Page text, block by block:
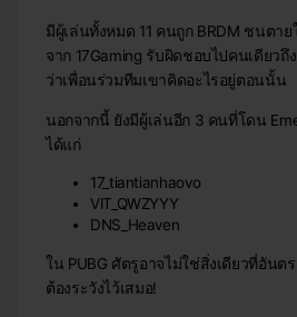
มีผู้เล่นทั้งหมด 11 คนถูก BRDM ชนตาย
จาก 17Gaming รับผิดชอบไปคนเดียวถึ
ว่าเพื่อนร่วมทีมเขาคิดอะไรอยู่ตอนนั้น
นอกจากนี้ ยังมีผู้เล่นอีก 3 คนที่โดน
ได้แก่
17_tiantianhaovo
VIT_QWZYYY
DNS_Heaven
ใน PUBG ศัตรูอาจไม่ใช่สิ่งเดียวที่อัน
ต้องระวังไว้เสมอ!